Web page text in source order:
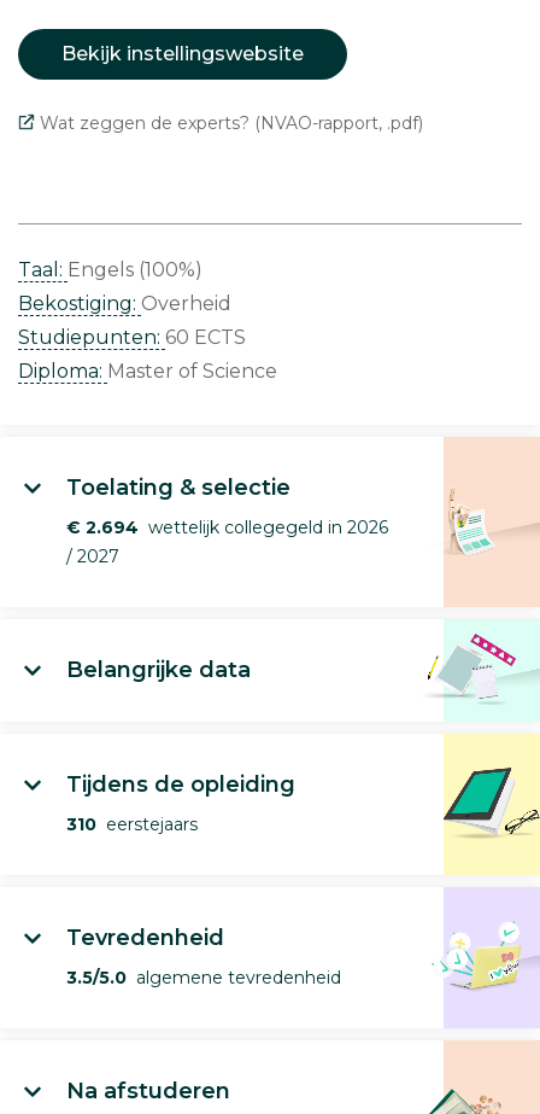
Bekijk instellingswebsite
Wat zeggen de experts? (NVAO-rapport, .pdf)
Taal: Engels (100%)
Bekostiging: Overheid
Studiepunten: 60 ECTS
Diploma: Master of Science
Toelating & selectie
€ 2.694 wettelijk collegegeld in 2026
/ 2027
Belangrijke data
Tijdens de opleiding
310 eerstejaars
Tevredenheid
3.5/5.0 algemene tevredenheid
Na afstuderen